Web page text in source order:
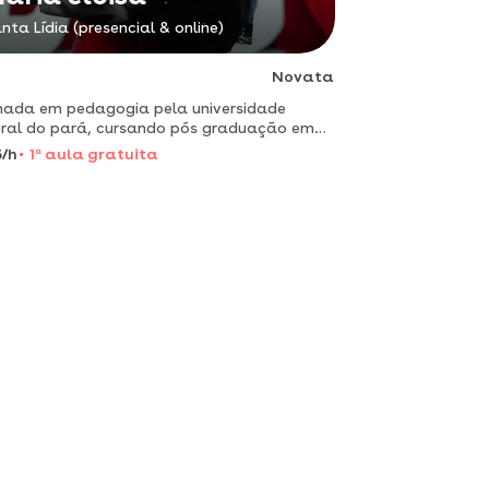
Lídia (presencial & online)
Novata
em pedagogia pela universidade
do pará, cursando pós graduação em
especial com foco em
h 1 aaula gratuita